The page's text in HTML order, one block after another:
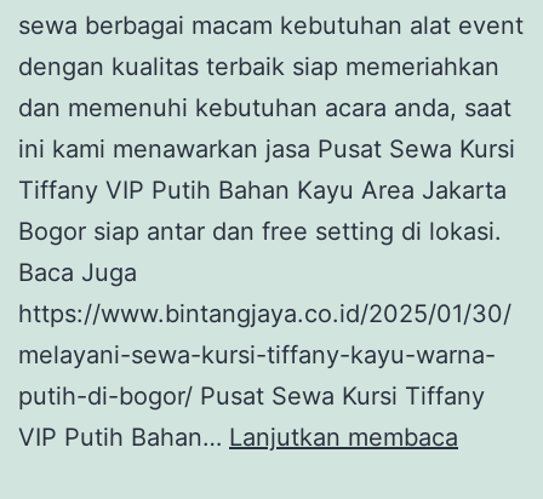
sewa berbagai macam kebutuhan alat event
dengan kualitas terbaik siap memeriahkan
dan memenuhi kebutuhan acara anda, saat
ini kami menawarkan jasa Pusat Sewa Kursi
Tiffany VIP Putih Bahan Kayu Area Jakarta
Bogor siap antar dan free setting di lokasi.
Baca Juga
https://www.bintangjaya.co.id/2025/01/30/
melayani-sewa-kursi-tiffany-kayu-warna-
putih-di-bogor/ Pusat Sewa Kursi Tiffany
VIP Putih Bahan… Lanjutkan membaca